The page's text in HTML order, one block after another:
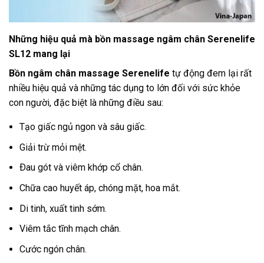
Những hiệu quả mà bồn massage ngâm chân Serenelife
SL12 mang lại
Bồn ngâm chân massage Serenelife tự động đem lại rất
nhiều hiệu quả và những tác dụng to lớn đối với sức khỏe
con người, đặc biệt là những điều sau:
Tạo giấc ngủ ngon và sâu giấc.
Giải trừ mỏi mệt.
Ðau gót và viêm khớp cổ chân.
Chữa cao huyết áp, chóng mặt, hoa mắt.
Di tinh, xuất tinh sớm.
Viêm tắc tĩnh mạch chân.
Cước ngón chân.